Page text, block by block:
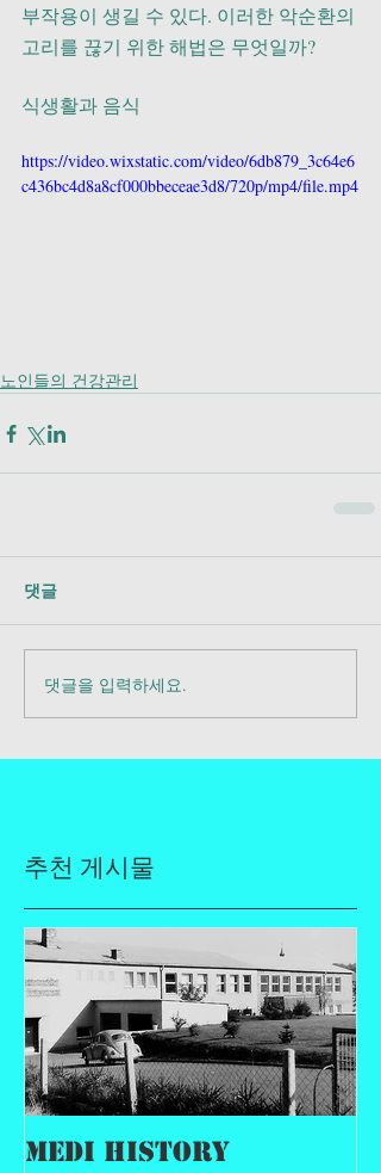
부작용이 생길 수 있다. 이러한 악순환의
고리를 끊기 위한 해법은 무엇일까?
식생활과 음식
https://video.wixstatic.com/video/6db879_3c64e6
c436bc4d8a8cf000bbeceae3d8/720p/mp4/file.mp4
노인들의 건강관리
댓글
댓글을 입력하세요.
추천 게시물
MEDI History